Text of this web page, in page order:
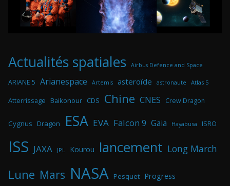
Actualités spatiales Airbus Defence and Space
ARIANE 5 Arianespace Artemis asteroïde astronaute Atlas 5
Atterrissage Baikonour CDS Chine CNES Crew Dragon
Cygnus Dragon ESA EVA Falcon 9 Gaia Hayabusa ISRO
ISS JAXA JPL Kourou lancement Long March
Lune Mars NASA Pesquet Progress